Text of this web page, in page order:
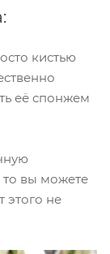
кистью
её спонжем
то вы можете
этого не